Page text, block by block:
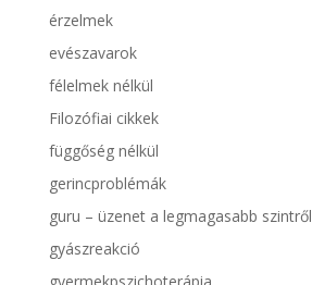
érzelmek
evészavarok
félelmek nélkül
Filozófiai cikkek
függőség nélkül
gerincproblémák
guru – üzenet a legmagasabb szintről
gyászreakció